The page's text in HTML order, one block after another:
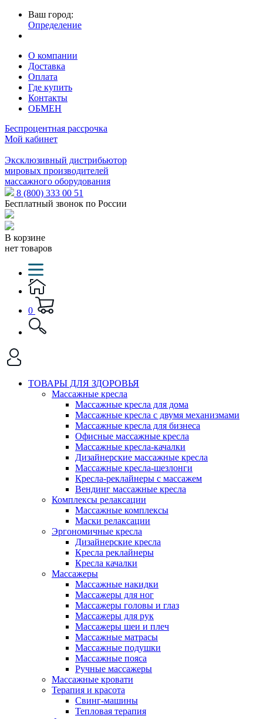
Ваш город:
Определение
О компании
Доставка
Оплата
Где купить
Контакты
ОБМЕН
Беспроцентная рассрочка
Мой кабинет
Эксклюзивный дистрибьютор
мировых производителей
массажного оборудования
8 (800) 333 00 51
Бесплатный звонок по России
В корзине
нет товаров
0
ТОВАРЫ ДЛЯ ЗДОРОВЬЯ
Массажные кресла
Массажные кресла для дома
Массажные кресла с двумя механизмами
Массажные кресла для бизнеса
Офисные массажные кресла
Массажные кресла-качалки
Дизайнерские массажные кресла
Массажные кресла-шезлонги
Кресла-реклайнеры с массажем
Вендинг массажные кресла
Комплексы релаксации
Массажные комплексы
Маски релаксации
Эргономичные кресла
Дизайнерские кресла
Кресла реклайнеры
Кресла качалки
Массажеры
Массажные накидки
Массажеры для ног
Массажеры головы и глаз
Массажеры для рук
Массажеры шеи и плеч
Массажные матрасы
Массажные подушки
Массажные пояса
Ручные массажеры
Массажные кровати
Терапия и красота
Свинг-машины
Тепловая терапия